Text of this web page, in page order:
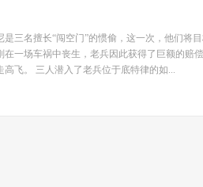
是三名擅长“闯空门”的惯偷，这一次，他们将
在一场车祸中丧生，老兵因此获得了巨额的赔
高飞。 三人潜入了老兵位于底特律的如...